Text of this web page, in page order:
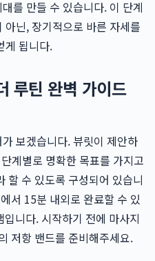
를 만들 수 있습니다. 이 단계
닌, 장기적으로 바른 자세를
게 됩니다.
루틴 완벽 가이드
보겠습니다. 뷰릿이 제안하
계별로 명확한 목표를 가지고
할 수 있도록 구성되어 있습니
서 15분 내외로 완료할 수 있
입니다. 시작하기 전에 마사지
저항 밴드를 준비해주세요.